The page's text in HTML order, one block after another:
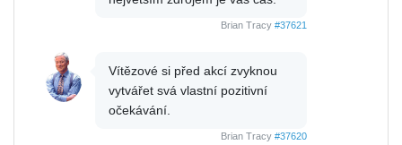
Brian Tracy #37621
Vítězové si před akcí zvyknou
vytvářet svá vlastní pozitivní
očekávání.
Brian Tracy #37620